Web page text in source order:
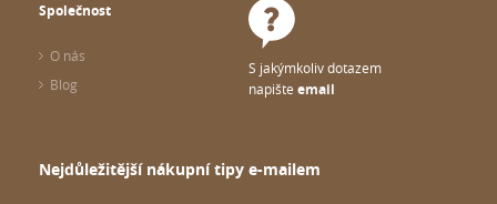
Společnost
O nás
Blog
S jakýmkoliv dotazem
napište email
Nejdůležitější nákupní tipy e-mailem